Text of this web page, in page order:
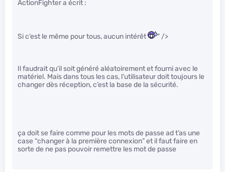
ActionFighter a écrit :
Si c’est le même pour tous, aucun intérêt " />
Il faudrait qu’il soit généré aléatoirement et fourni avec le
matériel. Mais dans tous les cas, l’utilisateur doit toujours le
changer dès réception, c’est la base de la sécurité.
ça doit se faire comme pour les mots de passe ad t’as une
case “changer à la première connexion” et il faut faire en
sorte de ne pas pouvoir remettre les mot de passe